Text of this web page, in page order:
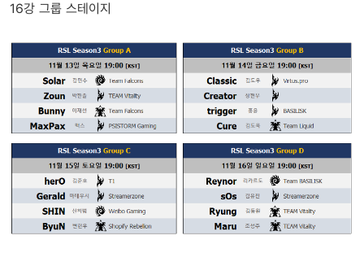
16강 그룹 스테이지